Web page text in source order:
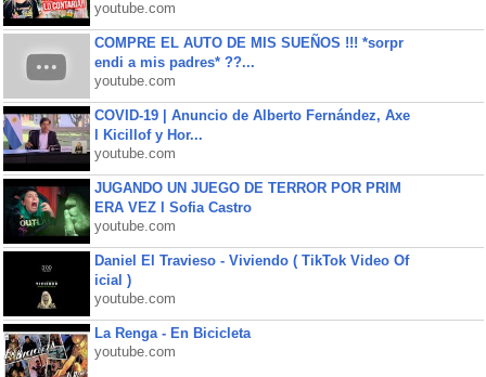
youtube.com
COMPRE EL AUTO DE MIS SUEÑOS !!! *sorpr
endi a mis padres* ??...
youtube.com
COVID-19 | Anuncio de Alberto Fernández, Axe
l Kicillof y Hor...
youtube.com
JUGANDO UN JUEGO DE TERROR POR PRIM
ERA VEZ l Sofia Castro
youtube.com
Daniel El Travieso - Viviendo ( TikTok Video Of
icial )
youtube.com
La Renga - En Bicicleta
youtube.com